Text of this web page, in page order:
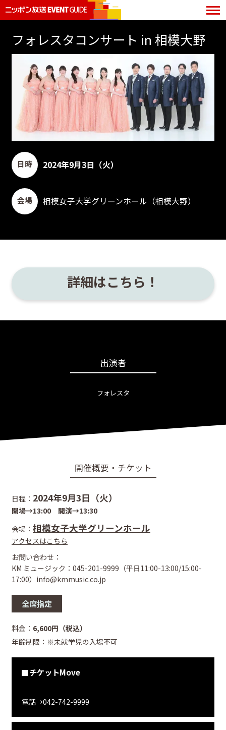
フォレスタコンサート in 相模大野
日時 2024年9月3日（火）
会場 相模女子大学グリーンホール（相模大野）
詳細はこちら！
出演者
フォレスタ
開催概要・チケット
日程： 2024年9月3日（火）
開場→13:00 開演→13:30
会場： 相模女子大学グリーンホール
アクセスはこちら
お問い合わせ：
KM ミュージック：045-201-9999（平日11:00-13:00/15:00-
17:00）info@kmmusic.co.jp
全席指定
料金： 6,600円（税込）
年齢制限：※未就学児の入場不可
チケットMove
電話→042-742-9999